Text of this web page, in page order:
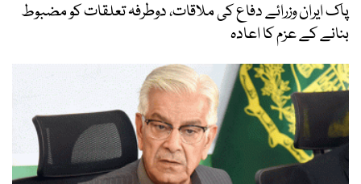
پاک ایران وزرائے دفاع کی ملاقات، دوطرفہ تعلقات کو مضبوط
بنانے کے عزم کا اعادہ